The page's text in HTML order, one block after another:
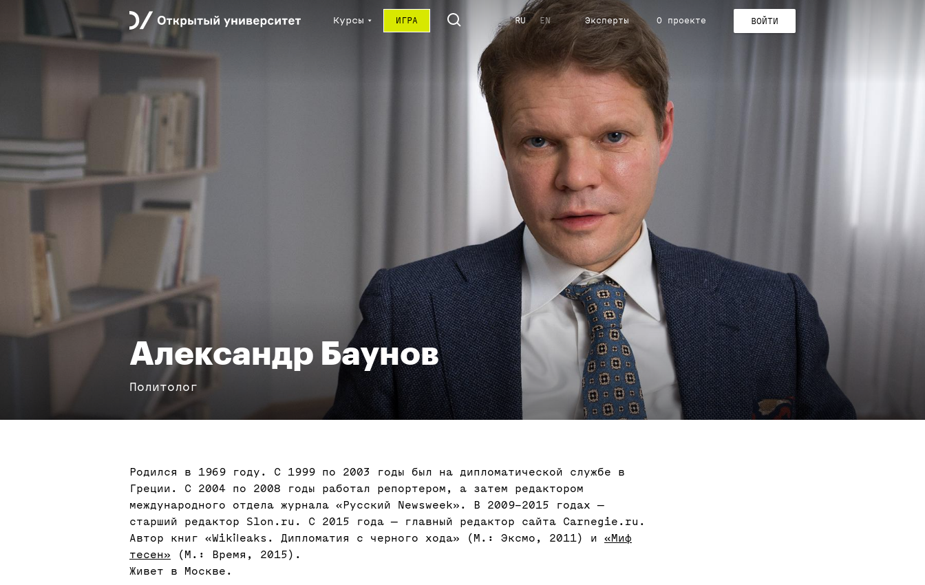
Курсы ИГРА RU EN Эксперты О проекте ВОЙТИ
Александр Баунов
Политолог
Родился в 1969 году. C 1999 по 2003 годы был на дипломатической службе в
Греции. С 2004 по 2008 годы работал репортером, а затем редактором
международного отдела журнала «Русский Newsweek». В 2009–2015 годах —
старший редактор Slon.ru. С 2015 года — главный редактор сайта Carnegie.ru.
Автор книг «Wikileaks. Дипломатия с черного хода» (М.: Эксмо, 2011) и «Миф
тесен» (М.: Время, 2015).
Живет в Москве.